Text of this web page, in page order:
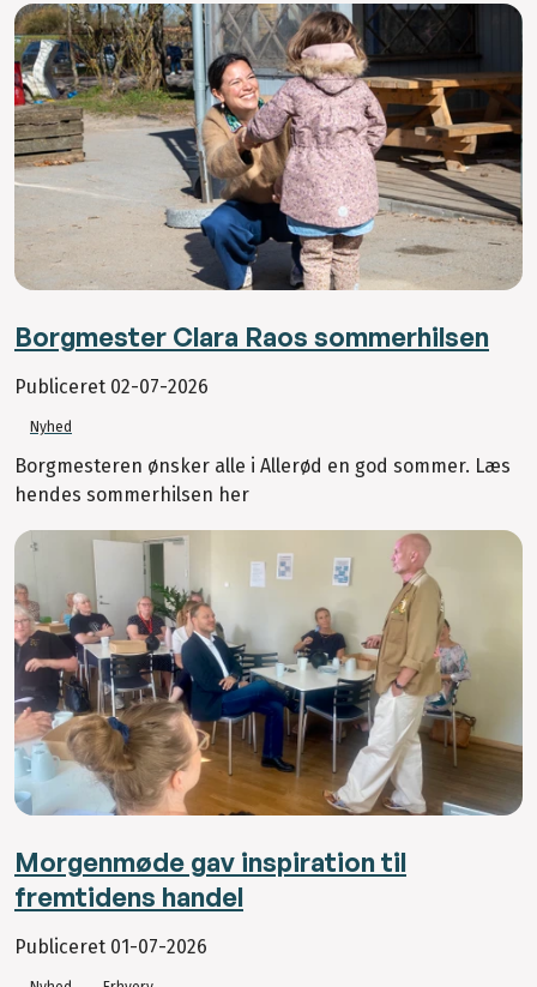
Borgmester Clara Raos sommerhilsen
Publiceret 02-07-2026
Nyhed
Borgmesteren ønsker alle i Allerød en god sommer. Læs
hendes sommerhilsen her
Morgenmøde gav inspiration til
fremtidens handel
Publiceret 01-07-2026